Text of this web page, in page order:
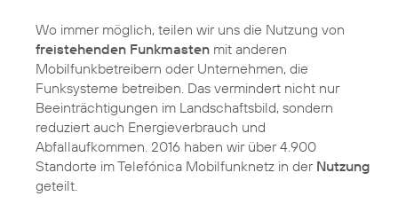
Wo immer möglich, teilen wir uns die Nutzung von
freistehenden Funkmasten mit anderen
Mobilfunkbetreibern oder Unternehmen, die
Funksysteme betreiben. Das vermindert nicht nur
Beeinträchtigungen im Landschaftsbild, sondern
reduziert auch Energieverbrauch und
Abfallaufkommen. 2016 haben wir über 4.900
Standorte im Telefónica Mobilfunknetz in der Nutzung
geteilt.